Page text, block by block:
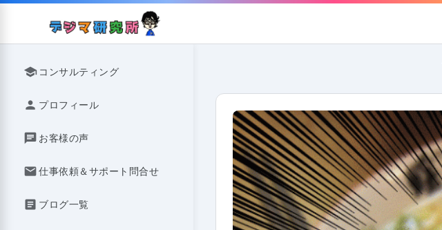
Skip
school コンサルティング
person プロフィール
chat お客様の声
mail仕事依頼＆サポート問合せ
article ブログ一覧